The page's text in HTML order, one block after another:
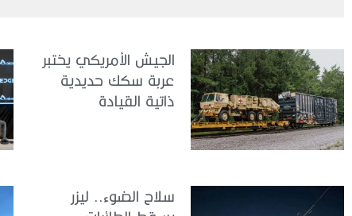
الجيش الأمريكي يختبر
عربة سكك حديدية
ذاتية القيادة
سلاح الضوء.. ليزر